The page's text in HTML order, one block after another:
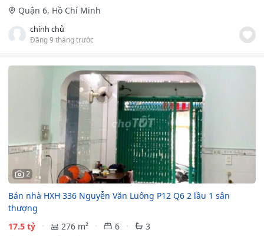
Quận 6, Hồ Chí Minh
chính chủ
Đăng 9 tháng trước
2
Bán nhà HXH 336 Nguyễn Văn Luông P12 Q6 2 lầu 1 sân
thượng
17.5 tỷ
276 m² 6
3